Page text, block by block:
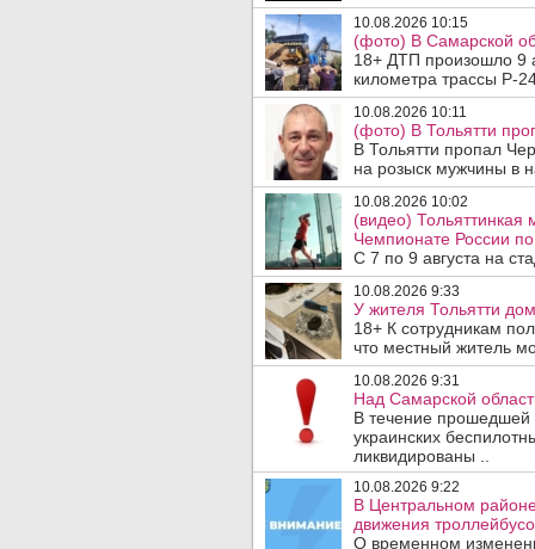
10.08.2026 10:15
(фото) В Самарской
18+ ДТП произошло 9
километра трассы Р-
10.08.2026 10:11
(фото) В Тольятти
В Тольятти пропал
на розыск мужчины в
10.08.2026 10:02
(видео)
Чемпионате России по
С 7 по 9 августа на
10.08.2026 9:33
У жителя Тольятти
18+ К сотрудникам
что местный житель
10.08.2026 9:31
Над Самарской
В течение
украинских
ликвидированы ..
10.08.2026 9:22
В Центральном
движения
О временном